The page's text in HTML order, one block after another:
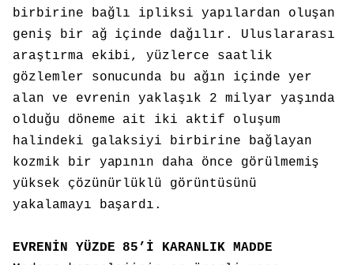
birbirine bağlı ipliksi yapılardan oluşan
geniş bir ağ içinde dağılır. Uluslararası
araştırma ekibi, yüzlerce saatlik
gözlemler sonucunda bu ağın içinde yer
alan ve evrenin yaklaşık 2 milyar yaşında
olduğu döneme ait iki aktif oluşum
halindeki galaksiyi birbirine bağlayan
kozmik bir yapının daha önce görülmemiş
yüksek çözünürlüklü görüntüsünü
yakalamayı başardı.
EVRENİN YÜZDE 85’İ KARANLIK MADDE